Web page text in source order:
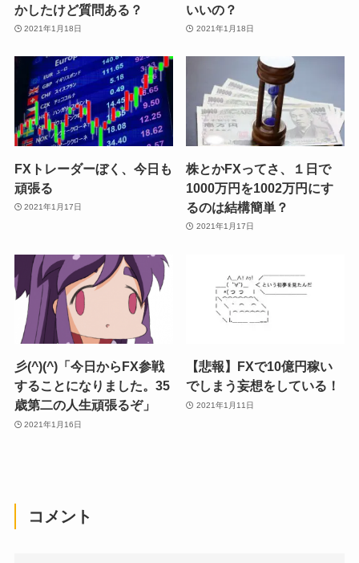
かしたけど質問ある？
2021年1月18日
いいの？
2021年1月18日
FXトレーダーぼく、今日も
頑張る
2021年1月17日
株とかFXってさ、１日で
1000万円を1002万円にす
るのは結構簡単？
2021年1月17日
彡(^)(^)「今日からFX参戦
することになりました。35
歳第二の人生頑張るぞ」
2021年1月16日
【悲報】FXで10億円稼い
でしまう妄想をしている！
2021年1月11日
コメント